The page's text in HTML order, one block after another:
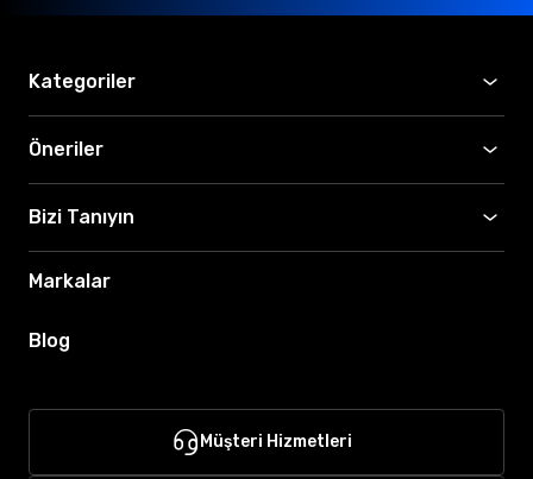
Kategoriler
Öneriler
Bizi Tanıyın
Markalar
Blog
Müşteri Hizmetleri